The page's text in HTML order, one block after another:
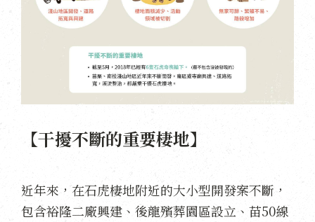
【干擾不斷的重要棲地】
近年來，在石虎棲地附近的大小型開發案不斷，
包含裕隆二廠興建、後龍殯葬園區設立、苗50線